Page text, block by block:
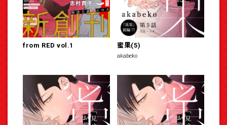
from RED vol.1 蜜果(5)
akabeko